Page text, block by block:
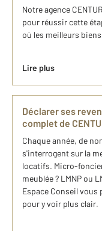
Notre agence
pour réussir cette
où les meilleurs
Lire plus
Déclarer ses
complet de
Chaque année, de
s'interrogent sur la
locatifs. Micro-
meublée ? LMNP ou
Espace Conseil
pour y voir plus clair.